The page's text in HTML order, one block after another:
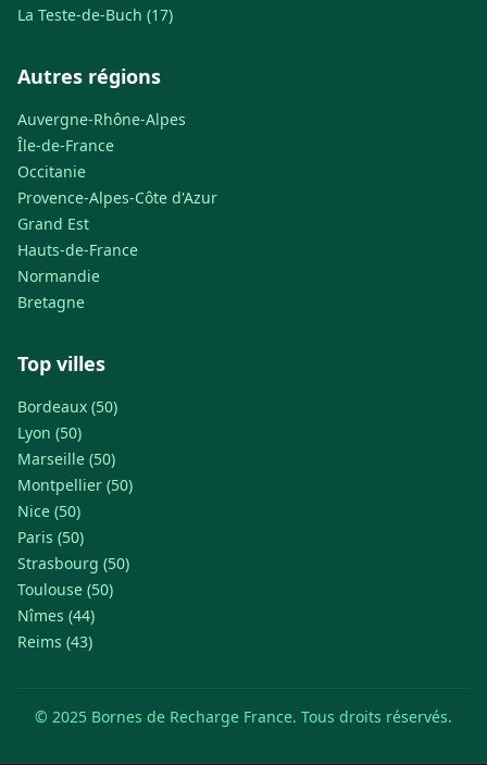
La Teste-de-Buch (17)
Autres régions
Auvergne-Rhône-Alpes
Île-de-France
Occitanie
Provence-Alpes-Côte d'Azur
Grand Est
Hauts-de-France
Normandie
Bretagne
Top villes
Bordeaux (50)
Lyon (50)
Marseille (50)
Montpellier (50)
Nice (50)
Paris (50)
Strasbourg (50)
Toulouse (50)
Nîmes (44)
Reims (43)
© 2025 Bornes de Recharge France. Tous droits réservés.